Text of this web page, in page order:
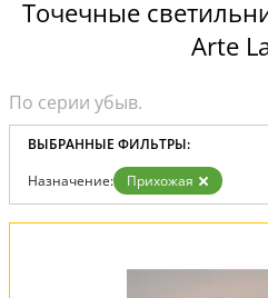
Точечные
Arte
ВЫБРАННЫЕ ФИЛЬТРЫ:
Назначение:
Прихожая
Вид:
Точечные светильники